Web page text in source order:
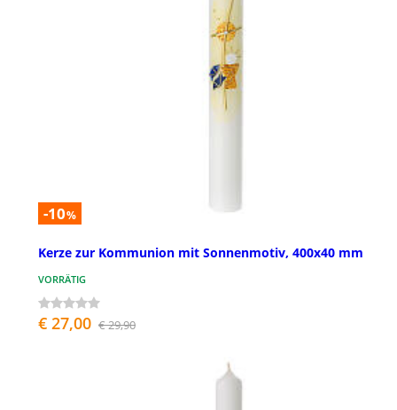
-10%
Kerze zur Kommunion mit Sonnenmotiv, 400x40 mm
VORRÄTIG
€ 27,00 € 29,90